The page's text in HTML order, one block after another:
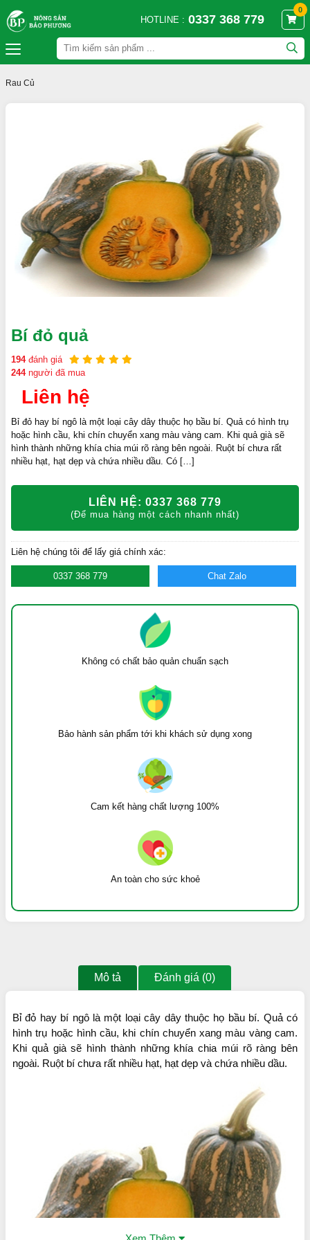
HOTLINE : 0337 368 779
0
Rau Củ
Bí đỏ quả
194đánh giá
244người đã mua
Liên hệ
Bỉ đỏ hay bí ngô là một loại cây dây thuộc họ bầu bí. Quả có hình trụ
hoặc hình cầu, khi chín chuyển xang màu vàng cam. Khi quả già sẽ
hình thành những khía chia múi rõ ràng bên ngoài. Ruột bí chưa rất
nhiều hạt, hạt dẹp và chứa nhiều dầu. Có […]
LIÊN HỆ: 0337 368 779
(Để mua hàng một cách nhanh nhất)
Liên hệ chúng tôi để lấy giá chính xác:
0337 368 779 Chat Zalo
Không có chất bảo quản chuẩn sạch
Bảo hành sản phẩm tới khi khách sử dụng xong
Cam kết hàng chất lượng 100%
An toàn cho sức khoẻ
Mô tả Đánh giá (0)
Bỉ đỏ hay bí ngô là một loại cây dây thuộc họ bầu bí. Quả có
hình trụ hoặc hình cầu, khi chín chuyển xang màu vàng cam.
Khi quả già sẽ hình thành những khía chia múi rõ ràng bên
ngoài. Ruột bí chưa rất nhiều hạt, hạt dẹp và chứa nhiều dầu.